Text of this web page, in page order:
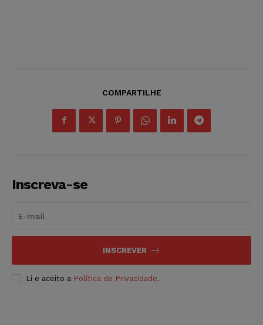
COMPARTILHE
Inscreva-se
INSCREVER
Li e aceito a Política de Privacidade.